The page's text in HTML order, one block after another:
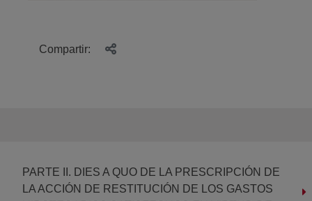
Compartir:
PARTE II. DIES A QUO DE LA PRESCRIPCIÓN DE
LA ACCIÓN DE RESTITUCIÓN DE LOS GASTOS